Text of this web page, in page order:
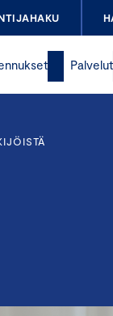
Palvelut